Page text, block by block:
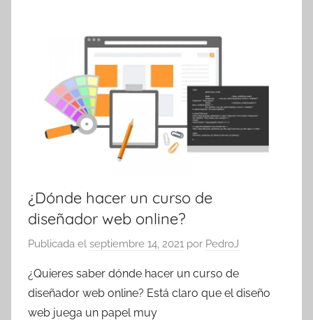
¿Dónde hacer un curso de
diseñador web online?
Publicada el septiembre 14, 2021 por PedroJ
¿Quieres saber dónde hacer un curso de
diseñador web online? Está claro que el diseño
web juega un papel muy